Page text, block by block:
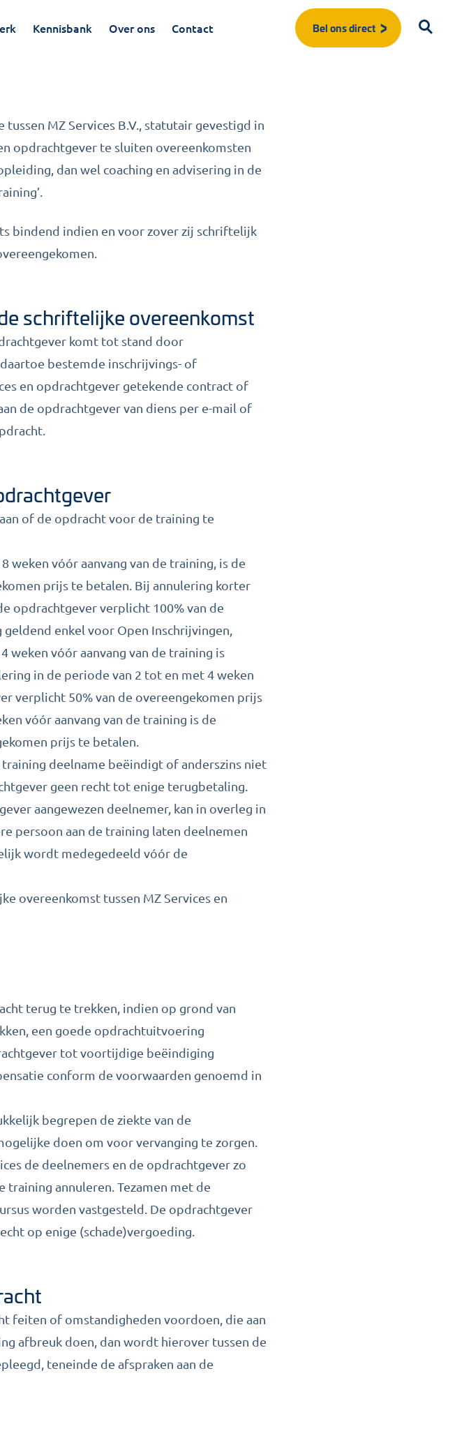
Kennisbank Over ons Contact Bel ons direct
MZ
MZ Services B.V., statutair gevestigd in
opdrachtgever te sluiten overeenkomsten
dan wel coaching en advisering in de
bindend indien en voor zover zij schriftelijk
schriftelijke overeenkomst
komt tot stand door
bestemde inschrijvings- of
en opdrachtgever getekende contract of
de opdrachtgever van diens per e-mail of
of de opdracht voor de training te
weken vóór aanvang van de training, is de
prijs te betalen. Bij annulering korter
opdrachtgever verplicht 100% van de
enkel voor Open Inschrijvingen,
vóór aanvang van de training is
in de periode van 2 tot en met 4 weken
verplicht 50% van de overeengekomen prijs
vóór aanvang van de training is de
prijs te betalen.
training deelname beëindigt of anderszins niet
geen recht tot enige terugbetaling.
aangewezen deelnemer, kan in overleg in
persoon aan de training laten deelnemen
wordt medegedeeld vóór de
overeenkomst tussen MZ Services en
terug te trekken, indien op grond van
een goede opdrachtuitvoering
tot voortijdige beëindiging
conform de voorwaarden genoemd in
begrepen de ziekte van de
doen om voor vervanging te zorgen.
de deelnemers en de opdrachtgever zo
annuleren. Tezamen met de
worden vastgesteld. De opdrachtgever
op enige (schade)vergoeding.
feiten of omstandigheden voordoen, die aan
afbreuk doen, dan wordt hierover tussen de
teneinde de afspraken aan de